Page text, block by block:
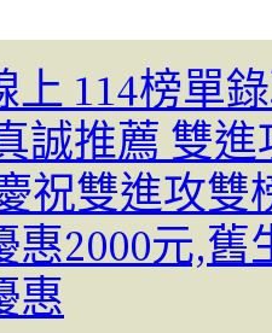
上 114榜單
誠推薦 雙進
祝雙進攻雙
惠2000元,舊
惠